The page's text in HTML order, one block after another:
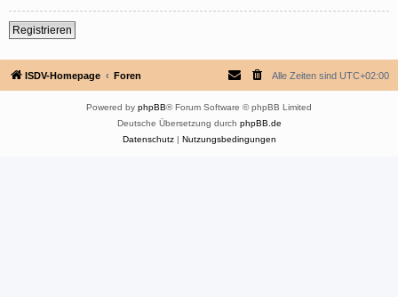
Registrieren
ISDV-Homepage Foren Alle Zeiten sind UTC+02:00
Powered by phpBB® Forum Software © phpBB Limited
Deutsche Übersetzung durch phpBB.de
Datenschutz| Nutzungsbedingungen